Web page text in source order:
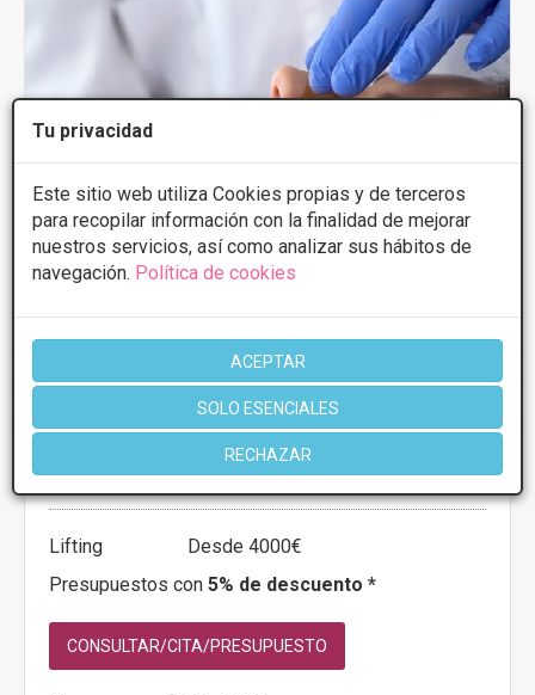
Tu privacidad
Este sitio web utiliza Cookies propias y de terceros
para recopilar información con la finalidad de mejorar
nuestros servicios, así como analizar sus hábitos de
navegación. Política de cookies
ACEPTAR
SOLO ESENCIALES
RECHAZAR
3.4 5 Opiniones
Calle Gordoniz,18, Bilbao VER MAPA
Lifting
Desde 4000€
Presupuestos con 5% de descuento *
CONSULTAR/CITA/PRESUPUESTO